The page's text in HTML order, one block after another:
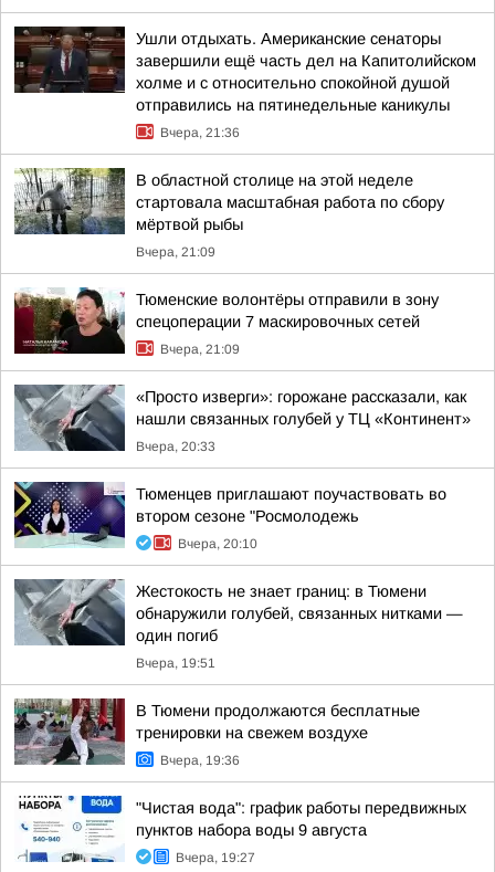
Ушли отдыхать. Американские сенаторы
завершили ещё часть дел на Капитолийском
холме и с относительно спокойной душой
отправились на пятинедельные каникулы
Вчера, 21:36
В областной столице на этой неделе
стартовала масштабная работа по сбору
мёртвой рыбы
Вчера, 21:09
Тюменские волонтёры отправили в зону
спецоперации 7 маскировочных сетей
Вчера, 21:09
«Просто изверги»: горожане рассказали, как
нашли связанных голубей у ТЦ «Континент»
Вчера, 20:33
Тюменцев приглашают поучаствовать во
втором сезоне "Росмолодежь
Вчера, 20:10
Жестокость не знает границ: в Тюмени
обнаружили голубей, связанных нитками —
один погиб
Вчера, 19:51
В Тюмени продолжаются бесплатные
тренировки на свежем воздухе
Вчера, 19:36
"Чистая вода": график работы передвижных
пунктов набора воды 9 августа
Вчера, 19:27